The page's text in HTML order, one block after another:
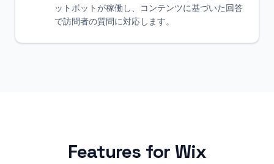
ットボットが稼働し、コンテンツに基づいた回答
で訪問者の質問に対応します。
Features for Wix